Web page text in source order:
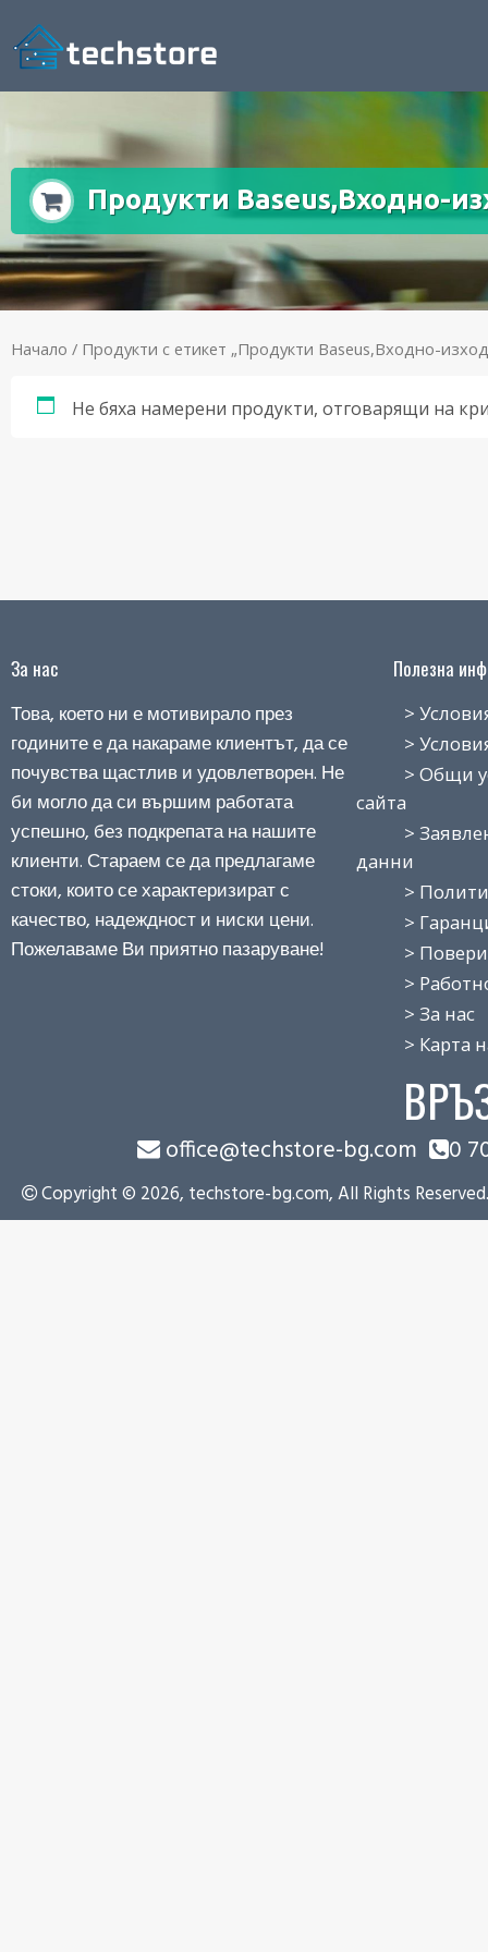
Продукти Baseus,Входно-
Начало / Продукти с етикет „Продукти Baseus,Входно-
Не бяха намерени продукти, отговарящи на
За нас
Това, което ни е мотивирало през
годините е да накараме клиентът, да се
почувства щастлив и удовлетворен. Не
би могло да си вършим работата
успешно, без подкрепата на нашите
клиенти. Стараем се да предлагаме
стоки, които се характеризират с
качество, надеждност и ниски цени.
Пожелаваме Ви приятно пазаруване!
Полезна
> Условия
> Условия
> Общи
сайта
>
данни
>
>
>
> Работно
> За нас
> Карта на
office@techstore-bg.com 0
Copyright © 2026, techstore-bg.com, All Rights Reserved.